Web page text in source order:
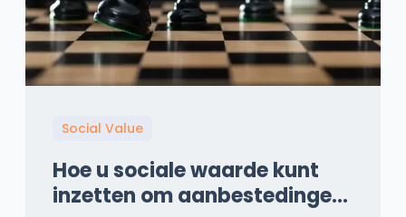
Social Value
Hoe u sociale waarde kunt
inzetten om aanbestedingen